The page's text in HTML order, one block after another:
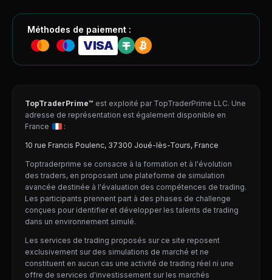
Méthodes de paiement :
VISA
TopTraderPrime™ est exploité par TopTraderPrime LLC. Une
adresse de représentation est également disponible en
France
:
10 rue Francis Poulenc, 37300 Joué-lès-Tours, France
Toptraderprime se consacre à la formation et à l'évolution
des traders, en proposant une plateforme de simulation
avancée destinée à l'évaluation des compétences de trading.
Les participants prennent part à des phases de challenge
conçues pour identifier et développer les talents de trading
dans un environnement simulé.
Les services de trading proposés sur ce site reposent
exclusivement sur des simulations de marché et ne
constituent en aucun cas une activité de trading réel ni une
offre de services d'investissement sur les marchés